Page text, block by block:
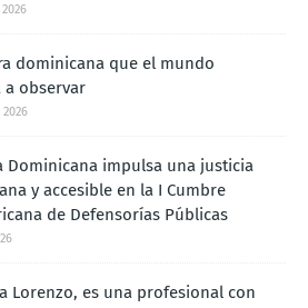
dominicana que el mundo
a observar
Dominicana impulsa una justicia
y accesible en la I Cumbre
de Defensorías Públicas
Lorenzo, es una profesional con